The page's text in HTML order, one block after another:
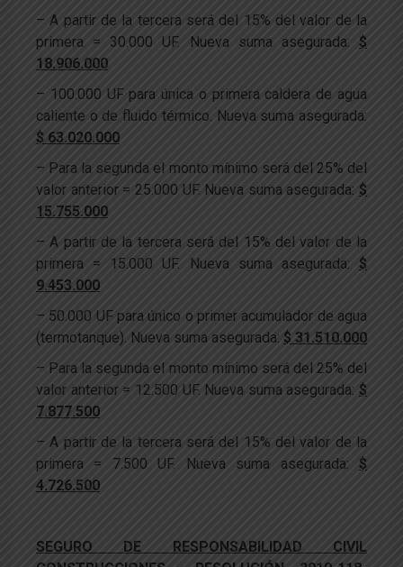
– A partir de la tercera será del 15% del valor de la
primera = 30.000 UF. Nueva suma asegurada: $
18.906.000
– 100.000 UF para única o primera caldera de agua
caliente o de fluido térmico. Nueva suma asegurada:
$ 63.020.000
– Para la segunda el monto mínimo será del 25% del
valor anterior = 25.000 UF. Nueva suma asegurada: $
15.755.000
– A partir de la tercera será del 15% del valor de la
primera = 15.000 UF. Nueva suma asegurada: $
9.453.000
– 50.000 UF para único o primer acumulador de agua
(termotanque). Nueva suma asegurada: $ 31.510.000
– Para la segunda el monto mínimo será del 25% del
valor anterior = 12.500 UF. Nueva suma asegurada: $
7.877.500
– A partir de la tercera será del 15% del valor de la
primera = 7.500 UF. Nueva suma asegurada: $
4.726.500
SEGURO DE RESPONSABILIDAD CIVIL